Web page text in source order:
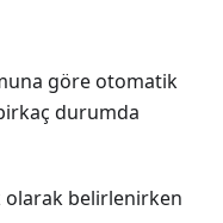
göre otomatik
durumda
olarak belirlenirken